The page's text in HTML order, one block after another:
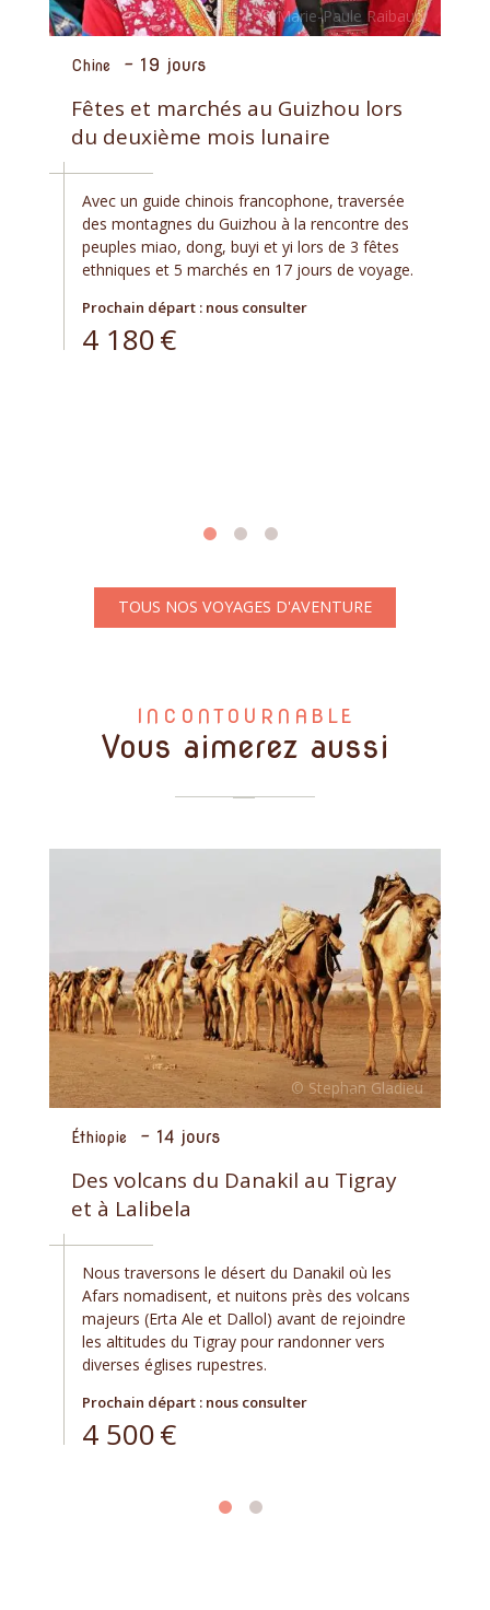
Chine - 19 jours
Fêtes et marchés au Guizhou lors
du deuxième mois lunaire
Avec un guide chinois francophone, traversée
des montagnes du Guizhou à la rencontre des
peuples miao, dong, buyi et yi lors de 3 fêtes
ethniques et 5 marchés en 17 jours de voyage.
Prochain départ : nous consulter
4 180€
TOUS NOS VOYAGES D'AVENTURE
INCONTOURNABLE
Vous aimerez aussi
Éthiopie - 14 jours
Des volcans du Danakil au Tigray
et à Lalibela
Nous traversons le désert du Danakil où les
Afars nomadisent, et nuitons près des volcans
majeurs (Erta Ale et Dallol) avant de rejoindre
les altitudes du Tigray pour randonner vers
diverses églises rupestres.
Prochain départ : nous consulter
4 500€